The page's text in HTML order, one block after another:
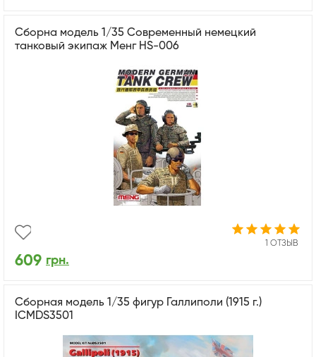
Cборна модель 1/35 Современный немецкий
танковый экипаж Менг HS-006
1 ОТЗЫВ
609 грн.
Сборная модель 1/35 фигур Галлиполи (1915 г.)
ICMDS3501